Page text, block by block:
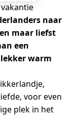
naar
maar liefst
een
warm
voor even
plek in het